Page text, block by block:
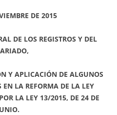
DE 2015
DE LOS REGISTROS Y DEL
Y APLICACIÓN DE ALGUNOS
EN LA REFORMA DE LA LEY
LA LEY 13/2015, DE 24 DE